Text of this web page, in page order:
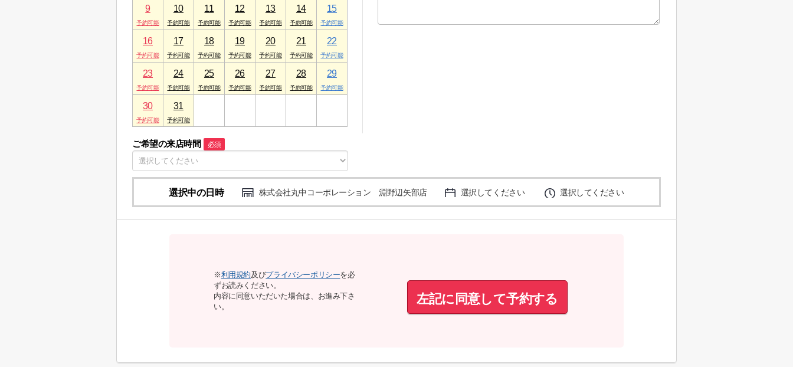
9 10 11 12 13 14 15
16 17 18 19 20 21 22
23 24 25 26 27 28 29
30 31
ご希望の来店時間 必須
選択中の日時 株式会社丸中コーポレーション 淵野辺矢部店 選択してください 選択してください
※利用規約及びプライバシーポリシーを必
ずお読みください。
内容に同意いただいた場合は、お進み下さ
い。
左記に同意して予約する